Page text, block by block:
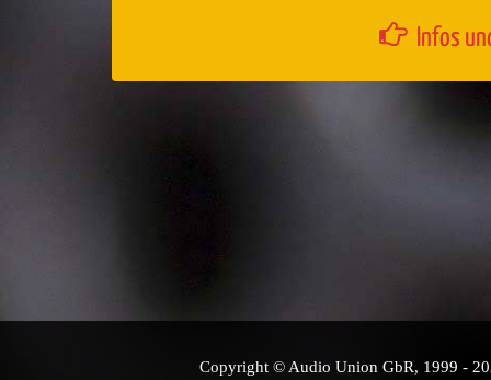
Infos
Copyright © Audio Union GbR, 1999 -